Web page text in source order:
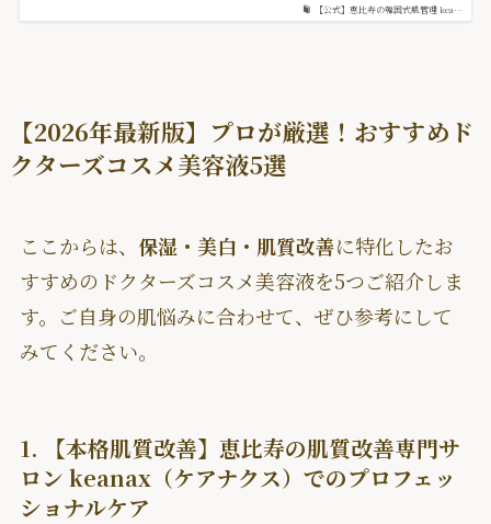
【公式】恵比寿の韓国式肌管理 kea…
【2026年最新版】プロが厳選！おすすめド
クターズコスメ美容液5選
ここからは、 保湿・美白・肌質改善に特化したお
すすめのドクターズコスメ美容液を5つご紹介しま
す。ご自身の肌悩みに合わせて、ぜひ参考にして
みてください。
1. 【本格肌質改善】恵比寿の肌質改善専門サ
ロン keanax（ケアナクス）でのプロフェッ
ショナルケア